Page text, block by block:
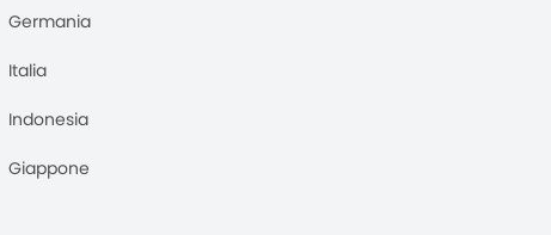
Germania
Italia
Indonesia
Giappone